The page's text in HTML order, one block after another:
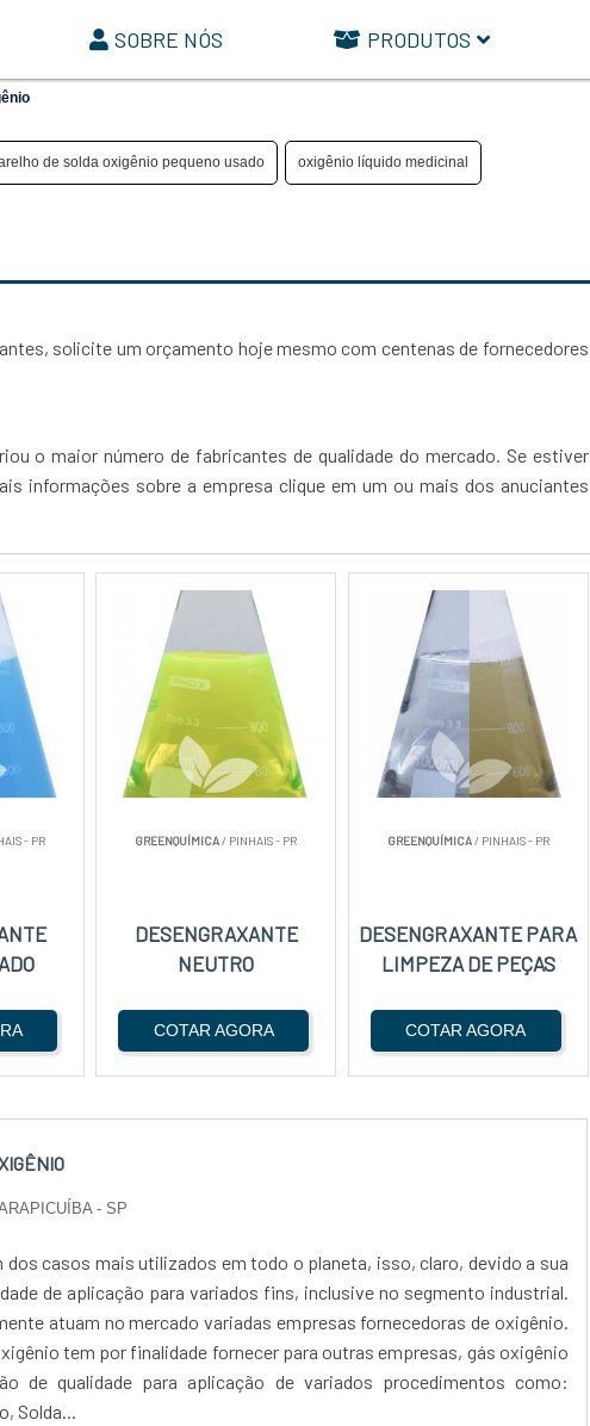
SOBRE NÓS PRODUTOS
de solda oxigênio pequeno usado oxigênio líquido medicinal
solicite um orçamento hoje mesmo com centenas de fornecedores
o maior número de fabricantes de qualidade do mercado. Se estiver
informações sobre a empresa clique em um ou mais dos anuciantes
- PR GREENQUÍMICA/ PINHAIS - PR
DESENGRAXANTE
NEUTRO
COTAR AGORA
GREENQUÍMICA/ PINHAIS - PR
DESENGRAXANTE PARA
LIMPEZA DE PEÇAS
COTAR AGORA
- SP
dos casos mais utilizados em todo o planeta, isso, claro, devido a sua
de aplicação para variados fins, inclusive no segmento industrial.
atuam no mercado variadas empresas fornecedoras de oxigênio.
tem por finalidade fornecer para outras empresas, gás oxigênio
de qualidade para aplicação de variados procedimentos como:
Solda...